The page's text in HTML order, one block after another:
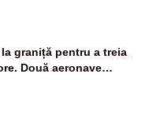
graniță pentru a treia
Două aeronave
au fost ridicate de la